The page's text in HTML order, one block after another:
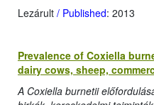
Lezárult / Published: 2013
Prevalence of Coxiella
dairy cows, sheep,
A Coxiella burnetii